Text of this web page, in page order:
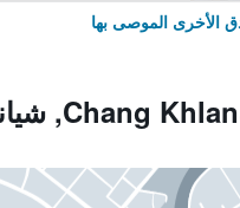
الأخرى الموصى بها